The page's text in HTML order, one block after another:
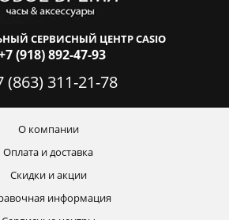
СЕРВИСНЫЙ ЦЕНТР CASIO
(918) 892-47-93
(863) 311-21-78
О компании
Оплата и доставка
Скидки и акции
информация